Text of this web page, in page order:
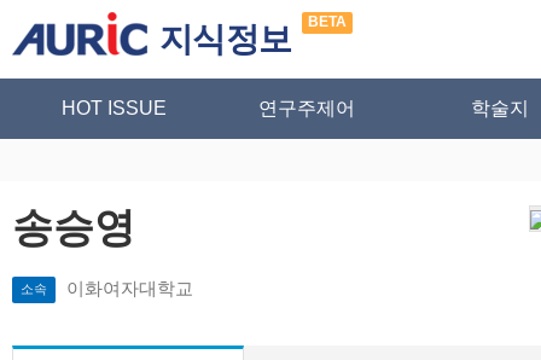
지식정보 BETA
HOT ISSUE 연구주제어 학술지
송승영
소속 이화여자대학교